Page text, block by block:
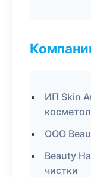
ИП Skin
ООО
Beauty
чистки